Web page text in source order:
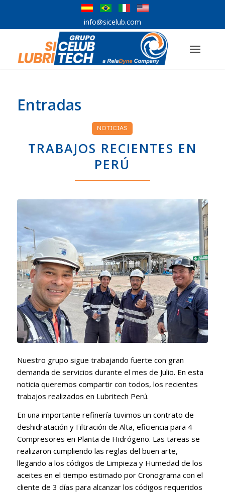
info@sicelub.com
Entradas
NOTICIAS
TRABAJOS RECIENTES EN
PERÚ
Nuestro grupo sigue trabajando fuerte con gran
demanda de servicios durante el mes de Julio. En esta
noticia queremos compartir con todos, los recientes
trabajos realizados en Lubritech Perú.
En una importante refinería tuvimos un contrato de
deshidratación y Filtración de Alta, eficiencia para 4
Compresores en Planta de Hidrógeno. Las tareas se
realizaron cumpliendo las reglas del buen arte,
llegando a los códigos de Limpieza y Humedad de los
aceites en el tiempo estimado por Cronograma con el
cliente de 3 días para alcanzar los códigos requeridos